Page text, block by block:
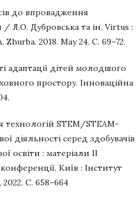
до впровадження
/ Л.О. Дубровська та ін. Virtus :
2018. May 24. С. 69–72.
адаптації дітей молодшого
простору. Інноваційна
STEM/STEAM-
діяльності серед здобувачів
освіти : матеріали ІІ
Київ : Інститут
С. 658–664